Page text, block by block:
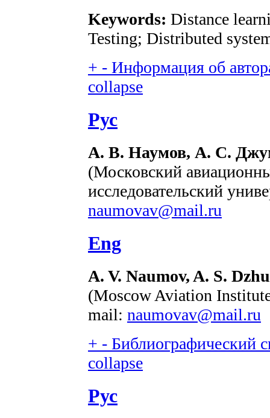
Keywords: Distance
Testing; Distributed
+ - Информация об
collapse
Рус
А. В. Наумов, А. С.
(Московский
исследовательский
naumovav@mail.ru
Eng
A. V. Naumov, A. S.
(Moscow Aviation
mail: naumovav@mail.ru
+ - Библиографический
collapse
Рус